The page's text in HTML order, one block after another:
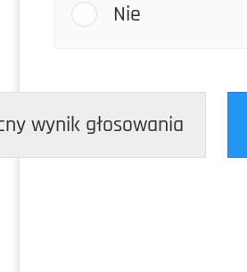
Nie
wynik głosowania